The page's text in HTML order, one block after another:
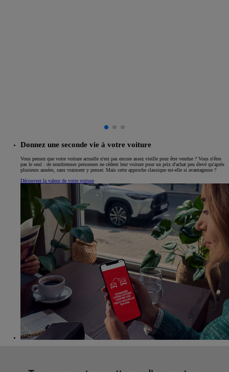
Donnez une seconde vie à votre voiture
Vous pensez que votre voiture actuelle n'est pas encore assez vieille pour être vendue ? Vous n'êtes
pas le seul : de nombreuses personnes ne cèdent leur voiture pour un prix d'achat peu élevé qu'après
plusieurs années, sans vraiment y penser. Mais cette approche classique est-elle si avantageuse ?
Découvrez la valeur de votre voiture